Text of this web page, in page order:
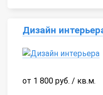
Дизайн
от 1 800 руб. / кв.м.